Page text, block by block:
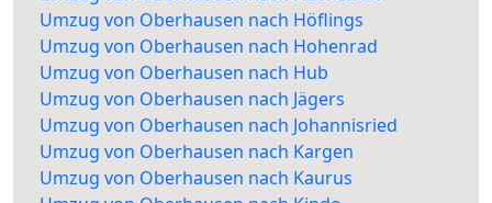
Umzug von Oberhausen nach Höflings
Umzug von Oberhausen nach Hohenrad
Umzug von Oberhausen nach Hub
Umzug von Oberhausen nach Jägers
Umzug von Oberhausen nach Johannisried
Umzug von Oberhausen nach Kargen
Umzug von Oberhausen nach Kaurus